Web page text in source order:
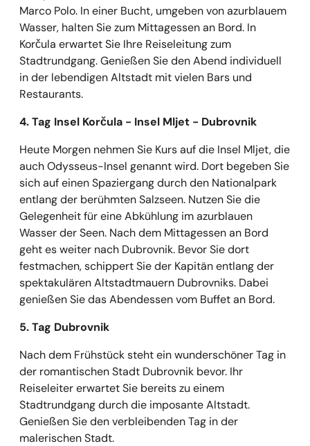
Marco Polo. In einer Bucht, umgeben von azurblauem
Wasser, halten Sie zum Mittagessen an Bord. In
Korčula erwartet Sie Ihre Reiseleitung zum
Stadtrundgang. Genießen Sie den Abend individuell
in der lebendigen Altstadt mit vielen Bars und
Restaurants.
4. Tag Insel Korčula - Insel Mljet - Dubrovnik
Heute Morgen nehmen Sie Kurs auf die Insel Mljet, die
auch Odysseus-Insel genannt wird. Dort begeben Sie
sich auf einen Spaziergang durch den Nationalpark
entlang der berühmten Salzseen. Nutzen Sie die
Gelegenheit für eine Abkühlung im azurblauen
Wasser der Seen. Nach dem Mittagessen an Bord
geht es weiter nach Dubrovnik. Bevor Sie dort
festmachen, schippert Sie der Kapitän entlang der
spektakulären Altstadtmauern Dubrovniks. Dabei
genießen Sie das Abendessen vom Buffet an Bord.
5. Tag Dubrovnik
Nach dem Frühstück steht ein wunderschöner Tag in
der romantischen Stadt Dubrovnik bevor. Ihr
Reiseleiter erwartet Sie bereits zu einem
Stadtrundgang durch die imposante Altstadt.
Genießen Sie den verbleibenden Tag in der
malerischen Stadt.